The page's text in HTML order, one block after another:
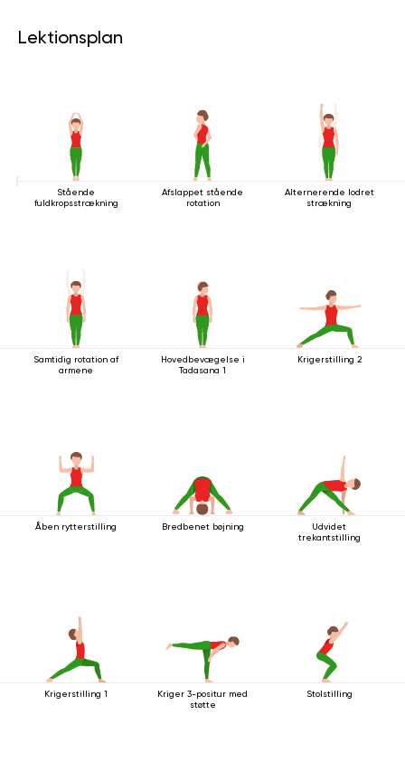
Lektionsplan
Stående
fuldkropsstrækning
Afslappet stående
rotation
Alternerende lodret
strækning
Samtidig rotation af
armene
Hovedbevægelse i
Tadasana 1
Krigerstilling 2
Åben rytterstilling Bredbenet bøjning
Udvidet
trekantstilling
Krigerstilling 1
Kriger 3-positur med
støtte
Stolstilling